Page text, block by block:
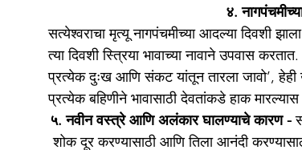
४.
सत्येश्‍वराचा मृत्यू नागपंचमीच्या आदल्या दिवशी
त्या दिवशी स्त्रिया भावाच्या नावाने उपवास
प्रत्येक दुःख आणि संकट यांतून तारला जावो’,
प्रत्येक बहिणीने भावासाठी देवतांकडे हाक
५. नवीन वस्त्रे आणि अलंकार घालण्याचे कारण -
शोक दूर करण्यासाठी आणि तिला आनंदी